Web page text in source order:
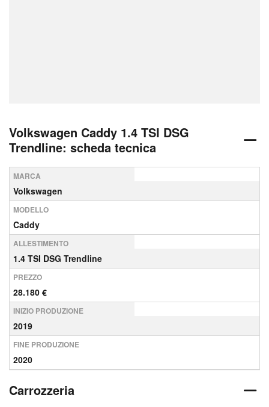
Volkswagen Caddy 1.4 TSI DSG
Trendline: scheda tecnica
MARCA
Volkswagen
MODELLO
Caddy
ALLESTIMENTO
1.4 TSI DSG Trendline
PREZZO
28.180 €
INIZIO PRODUZIONE
2019
FINE PRODUZIONE
2020
Carrozzeria